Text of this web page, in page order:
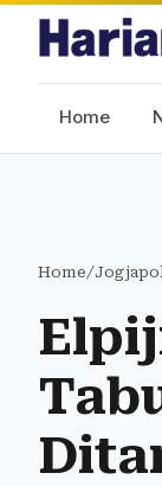
Home
Home/